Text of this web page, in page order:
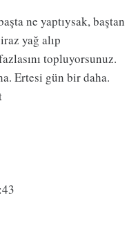
ne yaptıysak, baştan
yağ alıp
topluyorsunuz.
Ertesi gün bir daha.